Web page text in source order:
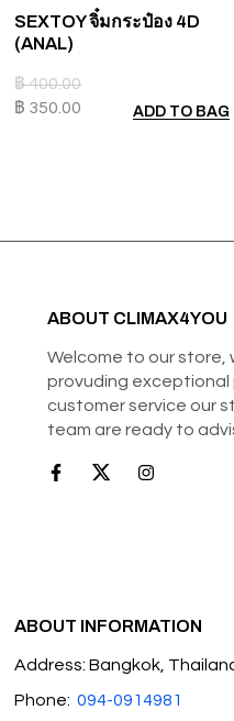
SEXTOY จิ๋มกระป๋อง 4D
(ANAL)
฿400.00
฿ 350.00 ADD TO BAG
ABOUT CLIMAX4YOU
Welcome to our store,
provuding
customer service our
team are ready to
ABOUT INFORMATION
Address: Bangkok,
Phone: 094-0914981